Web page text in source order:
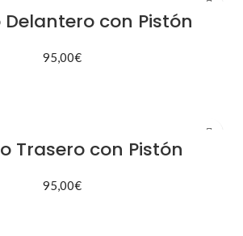
con Pistón
95,00€
Trasero con Pistón
95,00€